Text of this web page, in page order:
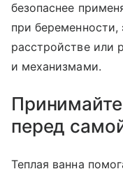
безопаснее
при беременности,
расстройстве или
и механизмами.
перед
Теплая ванна